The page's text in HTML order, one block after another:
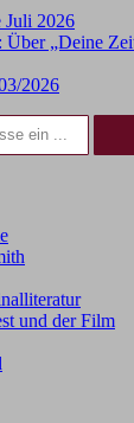
Juli 2026
Über „Deine
2026
und der Film